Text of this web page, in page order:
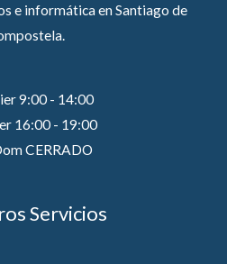
e informática en Santiago de
9:00 - 14:00
16:00 - 19:00
CERRADO
Servicios